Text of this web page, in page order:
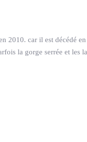
2010. car il est décédé
la gorge serrée et les